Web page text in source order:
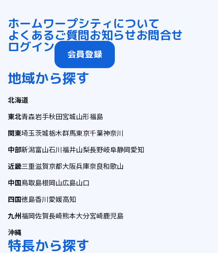
ホームワープシティについて
よくあるご質問お知らせお問合せ
ログイン 会員登録
地域から探す
北海道
東北青森岩手秋田宮城山形福島
関東埼玉茨城栃木群馬東京千葉神奈川
中部新潟富山石川福井山梨長野岐阜静岡愛知
近畿三重滋賀京都大阪兵庫奈良和歌山
中国鳥取島根岡山広島山口
四国徳島香川愛媛高知
九州福岡佐賀長崎熊本大分宮崎鹿児島
沖縄
特長から探す